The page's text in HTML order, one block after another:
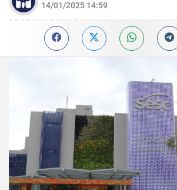
14/01/2025 14:59